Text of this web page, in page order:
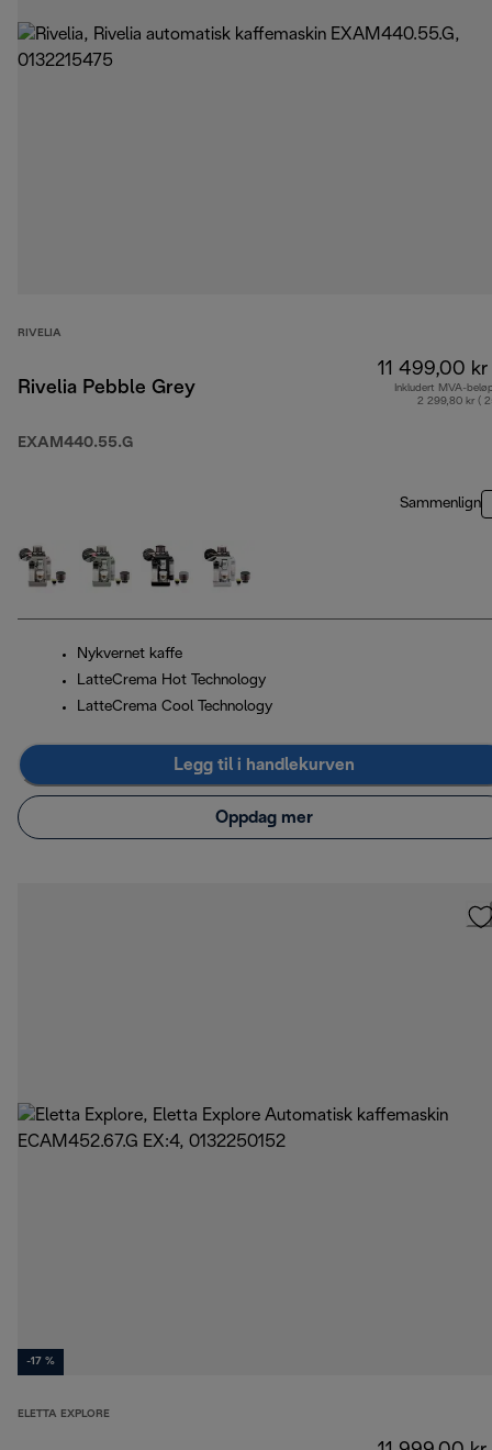
RIVELIA
Rivelia Pebble Grey
EXAM440.55.G
11 499,00 kr
Inkludert MVA-
2 299,80 kr (
Sammenlign
Nykvernet kaffe
LatteCrema Hot Technology
LatteCrema Cool Technology
Legg til i handlekurven
Oppdag mer
-17 %
ELETTA EXPLORE